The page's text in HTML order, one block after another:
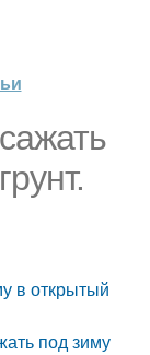
в открытый
под зиму